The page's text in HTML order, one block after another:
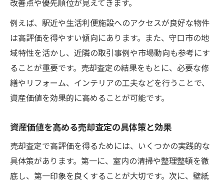
例えば、駅近や生活利便施設へのアクセスが良好な物件
は高評価を得やすい傾向にあります。また、守口市の地
域特性を活かし、近隣の取引事例や市場動向も参考にす
ることが重要です。売却査定の結果をもとに、必要な修
繕やリフォーム、インテリアの工夫などを行うことで、
資産価値を効果的に高めることが可能です。
資産価値を高める売却査定の具体策と効果
売却査定で高評価を得るためには、いくつかの実践的な
具体策があります。第一に、室内の清掃や整理整頓を徹
底し、第一印象を良くすることが大切です。次に、壁紙